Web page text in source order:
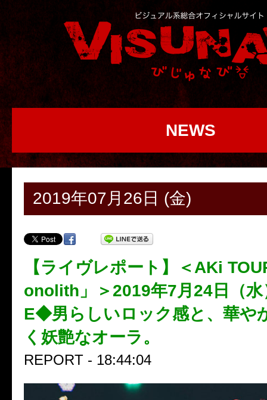
NEWS
2019年07月26日 (金)
【ライヴレポート】＜AKi
onolith」＞2019年7月24日（
E◆男らしいロック感と、華や
く妖艶なオーラ。
REPORT - 18:44:04